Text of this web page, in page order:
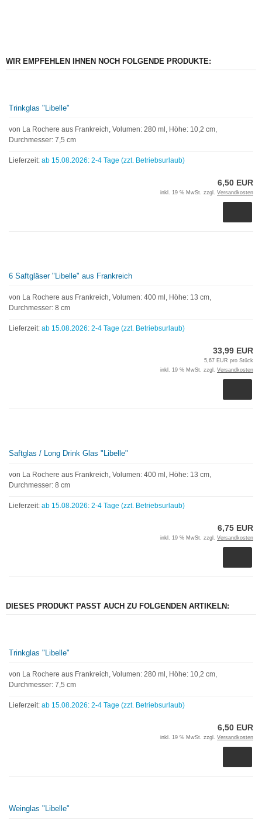
WIR EMPFEHLEN IHNEN NOCH FOLGENDE PRODUKTE:
Trinkglas "Libelle"
von La Rochere aus Frankreich, Volumen: 280 ml, Höhe: 10,2 cm,
Durchmesser: 7,5 cm
Lieferzeit: ab 15.08.2026: 2-4 Tage (zzt. Betriebsurlaub)
6,50 EUR
inkl. 19 % MwSt. zzgl. Versandkosten
6 Saftgläser "Libelle" aus Frankreich
von La Rochere aus Frankreich, Volumen: 400 ml, Höhe: 13 cm,
Durchmesser: 8 cm
Lieferzeit: ab 15.08.2026: 2-4 Tage (zzt. Betriebsurlaub)
33,99 EUR
5,67 EUR pro Stück
inkl. 19 % MwSt. zzgl. Versandkosten
Saftglas / Long Drink Glas "Libelle"
von La Rochere aus Frankreich, Volumen: 400 ml, Höhe: 13 cm,
Durchmesser: 8 cm
Lieferzeit: ab 15.08.2026: 2-4 Tage (zzt. Betriebsurlaub)
6,75 EUR
inkl. 19 % MwSt. zzgl. Versandkosten
DIESES PRODUKT PASST AUCH ZU FOLGENDEN ARTIKELN:
Trinkglas "Libelle"
von La Rochere aus Frankreich, Volumen: 280 ml, Höhe: 10,2 cm,
Durchmesser: 7,5 cm
Lieferzeit: ab 15.08.2026: 2-4 Tage (zzt. Betriebsurlaub)
6,50 EUR
inkl. 19 % MwSt. zzgl. Versandkosten
Weinglas "Libelle"